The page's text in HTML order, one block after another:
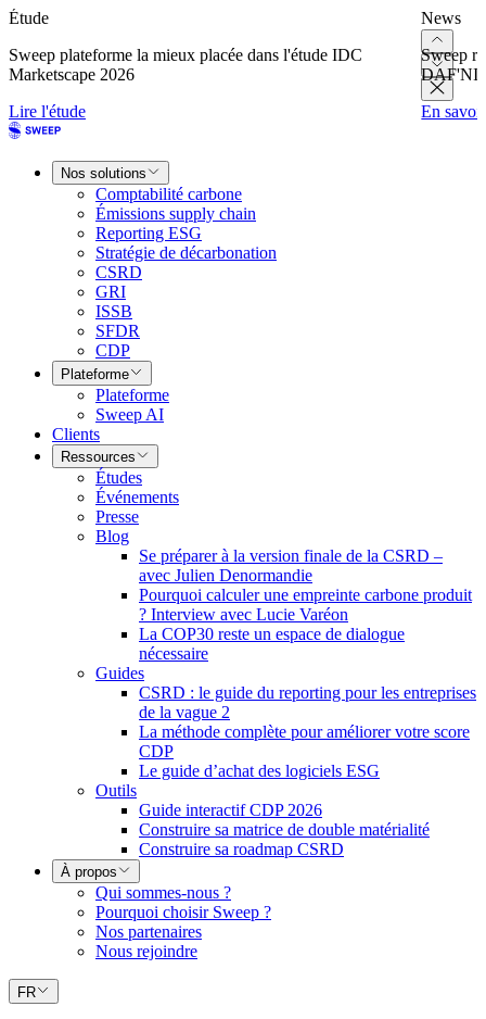
Étude
Sweep plateforme la mieux placée dans l'étude IDC
Marketscape 2026
Lire l'étude
News
Sweep
En
Nos solutions
Comptabilité carbone
Émissions supply chain
Reporting ESG
Stratégie de décarbonation
CSRD
GRI
ISSB
SFDR
CDP
Plateforme
Plateforme
Sweep AI
Clients
Ressources
Études
Événements
Presse
Blog
Se préparer à la version finale de la CSRD –
avec Julien Denormandie
Pourquoi calculer une empreinte carbone produit
? Interview avec Lucie Varéon
La COP30 reste un espace de dialogue
nécessaire
Guides
CSRD : le guide du reporting pour les entreprises
de la vague 2
La méthode complète pour améliorer votre score
CDP
Le guide d’achat des logiciels ESG
Outils
Guide interactif CDP 2026
Construire sa matrice de double matérialité
Construire sa roadmap CSRD
À propos
Qui sommes-nous ?
Pourquoi choisir Sweep ?
Nos partenaires
Nous rejoindre
FR